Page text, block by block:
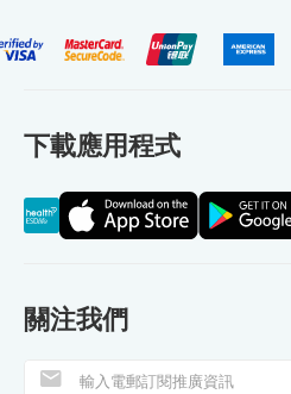
下載應用程式
關注我們